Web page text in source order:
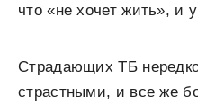
что «не хочет жить», и
Страдающих ТБ
страстными, и все же